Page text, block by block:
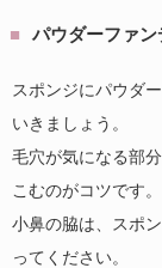
パウダーファ
スポンジにパウダ
いきましょう。
毛穴が気になる部
こむのがコツです。
小鼻の脇は、スポ
ってください。